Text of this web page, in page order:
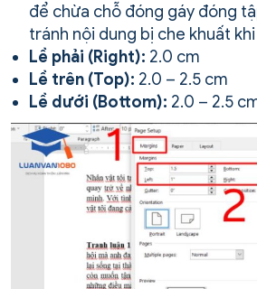
để chừa chỗ đóng gáy đóng
tránh nội dung bị che khuất
Lề phải (Right): 2.0 cm
Lề trên (Top): 2.0 – 2.5 cm
Lề dưới (Bottom): 2.0 – 2.5